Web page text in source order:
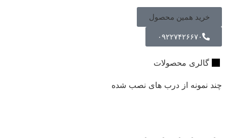
خرید همین محصول
۰۹۲۲۷۴۲۶۶۷۰
گالری محصولات
چند نمونه از درب های نصب شده